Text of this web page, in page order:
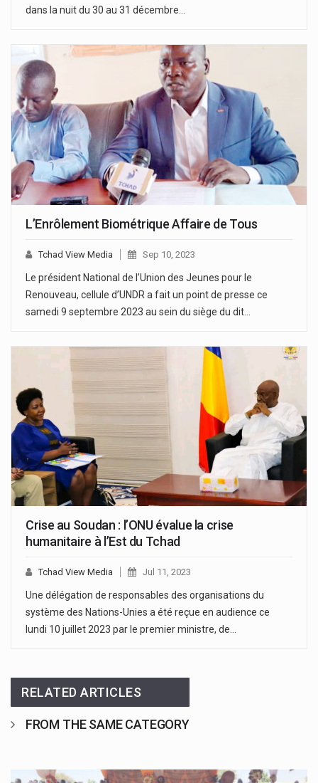
dans la nuit du 30 au 31 décembre…
L’Enrôlement Biométrique Affaire de Tous
Tchad View Media Sep 10, 2023
Le président National de l’Union des Jeunes pour le
Renouveau, cellule d’UNDR a fait un point de presse ce
samedi 9 septembre 2023 au sein du siège du dit…
Crise au Soudan : l’ONU évalue la crise
humanitaire à l’Est du Tchad
Tchad View Media Jul 11, 2023
Une délégation de responsables des organisations du
système des Nations-Unies a été reçue en audience ce
lundi 10 juillet 2023 par le premier ministre, de…
RELATED ARTICLES
FROM THE SAME CATEGORY